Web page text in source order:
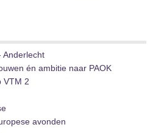
Anderlecht
én ambitie naar PAOK
VTM 2
avonden